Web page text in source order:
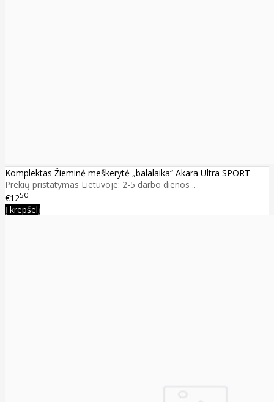
Komplektas Žieminė meškerytė „balalaika“ Akara Ultra SPORT
Prekių pristatymas Lietuvoje: 2-5 darbo dienos ..
€1250
Į krepšelį